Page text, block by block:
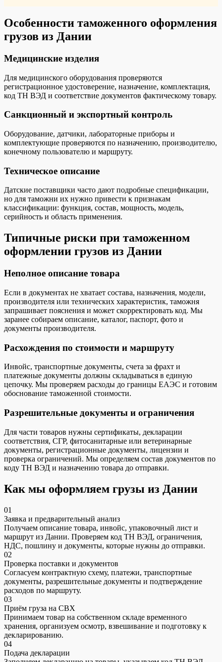
Особенности таможенного оформления
грузов из Дании
Медицинские изделия
Для медицинского оборудования проверяются
регистрационное удостоверение, назначение, комплектация,
код ТН ВЭД и соответствие документов фактическому товару.
Санкционный и экспортный контроль
Оборудование, датчики, лабораторные приборы и
комплектующие проверяются по назначению, производителю,
конечному пользователю и маршруту.
Техническое описание
Датские поставщики часто дают подробные спецификации,
но для таможни их нужно привести к признакам
классификации: функция, состав, мощность, модель,
серийность и область применения.
Типичные риски при таможенном
оформлении грузов из Дании
Неполное описание товара
Если в документах не хватает состава, назначения, модели,
производителя или технических характеристик, таможня
запрашивает пояснения и может скорректировать код. Мы
заранее собираем описание, каталог, паспорт, фото и
документы производителя.
Расхождения по стоимости и маршруту
Инвойс, транспортные документы, счета за фрахт и
платежные документы должны складываться в единую
цепочку. Мы проверяем расходы до границы ЕАЭС и готовим
обоснование таможенной стоимости.
Разрешительные документы и ограничения
Для части товаров нужны сертификаты, декларации
соответствия, СГР, фитосанитарные или ветеринарные
документы, регистрационные документы, лицензии и
проверка ограничений. Мы определяем состав документов по
коду ТН ВЭД и назначению товара до отправки.
Как мы оформляем грузы из Дании
01
Заявка и предварительный анализ
Получаем описание товара, инвойс, упаковочный лист и
маршрут из Дании. Проверяем код ТН ВЭД, ограничения,
НДС, пошлину и документы, которые нужны до отправки.
02
Проверка поставки и документов
Согласуем контрактную схему, платежи, транспортные
документы, разрешительные документы и подтверждение
расходов по маршруту.
03
Приём груза на СВХ
Принимаем товар на собственном складе временного
хранения, организуем осмотр, взвешивание и подготовку к
декларированию.
04
Подача декларации